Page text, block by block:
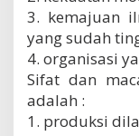
3. kemajuan
yang sudah
4. organisasi
Sifat dan
adalah :
1. produksi